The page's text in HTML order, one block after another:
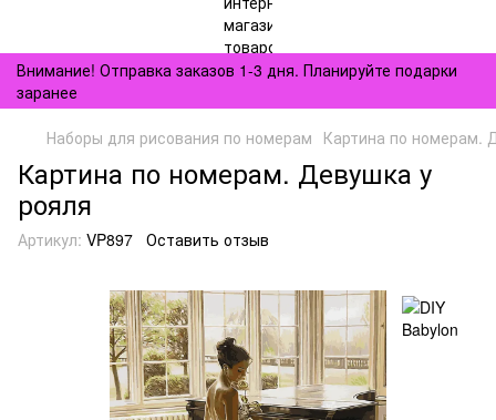
Внимание! Отправка заказов 1-3 дня. Планируйте подарки
заранее
Наборы для рисования по номерам Картина по номерам.
Картина по номерам. Девушка у
рояля
Артикул: VP897 Оставить отзыв